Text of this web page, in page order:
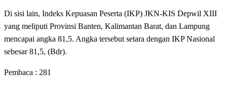
Di sisi lain, Indeks Kepuasan Peserta (IKP) JKN-KIS Depwil XIII
yang meliputi Provinsi Banten, Kalimantan Barat, dan Lampung
mencapai angka 81,5. Angka tersebut setara dengan IKP Nasional
sebesar 81,5, (Bdr).
Pembaca : 281